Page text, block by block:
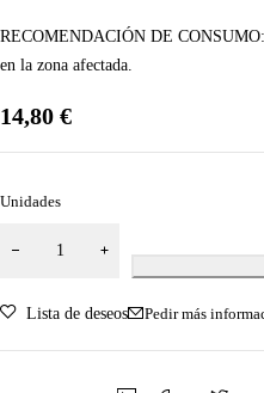
RECOMENDACIÓN DE CONSUMO:
en la zona afectada.
14,80 €
Unidades
Lista de deseos Pedir más